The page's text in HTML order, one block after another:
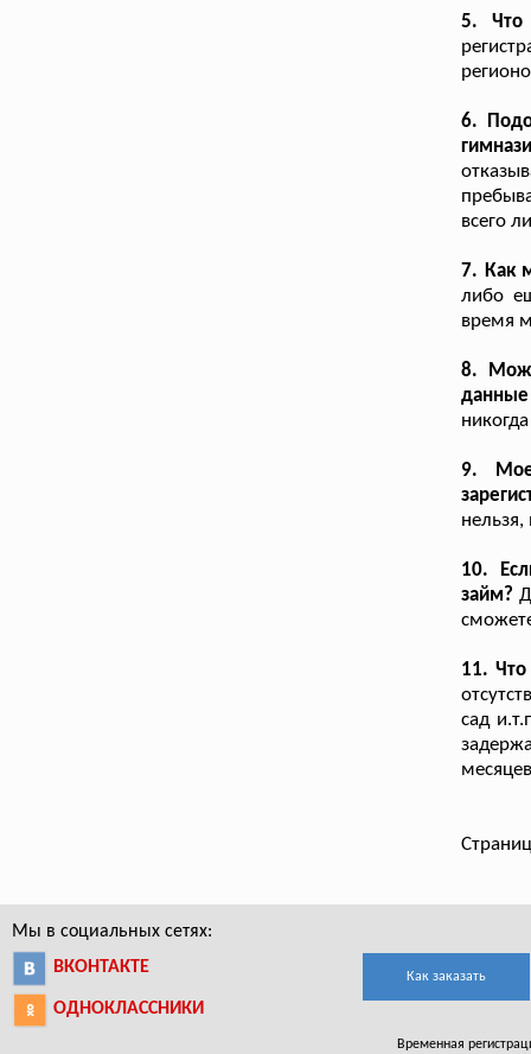
5. Что
6.
всего
7. Как
либо
время
8.
9. Мое
10.
займ?
11. Что
сад
Мы в социальных сетях:
ВКОНТАКТЕ
ОДНОКЛАССНИКИ
Как заказать
Временная